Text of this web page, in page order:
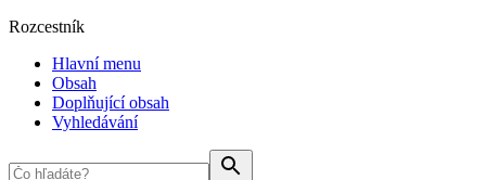
Rozcestník
Hlavní menu
Obsah
Doplňující obsah
Vyhledávání